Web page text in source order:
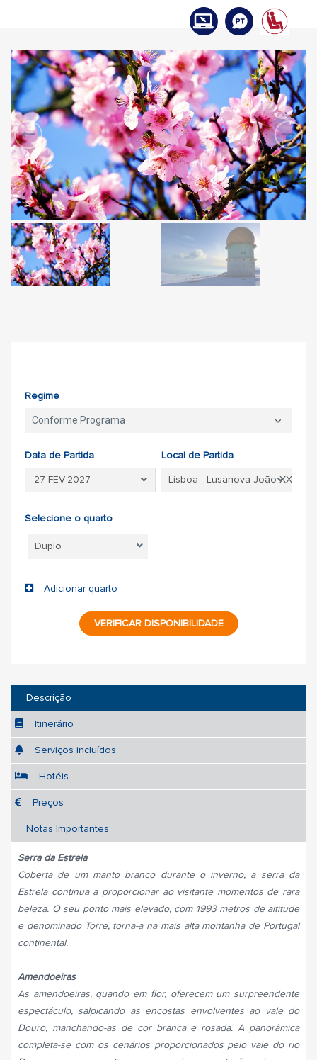
Regime
Conforme Programa
Data de Partida Local de Partida
Selecione o quarto
Adicionar quarto
VERIFICAR DISPONIBILIDADE
Descrição
Itinerário
Serviços incluídos
Hotéis
Preços
Notas Importantes
Serra da Estrela
Coberta de um manto branco durante o inverno, a serra da
Estrela continua a proporcionar ao visitante momentos de rara
beleza. O seu ponto mais elevado, com 1993 metros de altitude
e denominado Torre, torna-a na mais alta montanha de Portugal
continental.
Amendoeiras
As amendoeiras, quando em flor, oferecem um surpreendente
espectáculo, salpicando as encostas envolventes ao vale do
Douro, manchando-as de cor branca e rosada. A panorâmica
completa-se com os cenários proporcionados pelo vale do rio